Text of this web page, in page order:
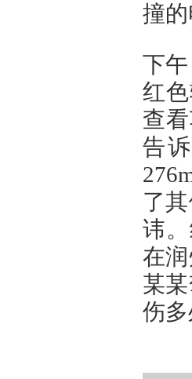
撞
下
红
查
告
了
讳
在
某
伤